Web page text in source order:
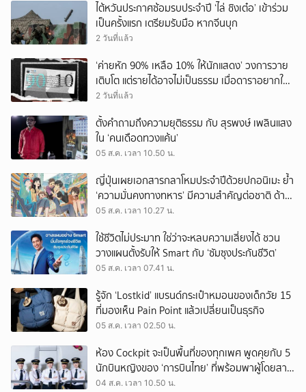
ไต้หวันประกาศซ้อมรบประจำปี ‘ไล่ ชิงเต๋อ’ เข้าร่วม
เป็นครั้งแรก เตรียมรับมือ หากจีนบุก
2 วันที่แล้ว
‘ค่ายหัก 90% เหลือ 10% ให้นักแสดง’ วงการวาย
เติบโต แต่รายได้อาจไม่เป็นธรรม เมื่อดาราอยากให้มี
‘สัญญามาตรฐาน’
2 วันที่แล้ว
ตั้งคำถามถึงความยุติธรรม กับ สุรพงษ์ เพลินแสง
ใน ‘คนเดือดทวงแค้น’
05 ส.ค. เวลา 10.50 น.
ญี่ปุ่นเผยเอกสารกลาโหมประจำปีด้วยปกอนิเมะ ย้ำ
‘ความมั่นคงทางทหาร’ มีความสำคัญต่อชาติ ด้าน
จีนเตือน ขออย่าซ้ำรอยประวัติศาสตร์
05 ส.ค. เวลา 10.27 น.
ใช้ชีวิตไม่ประมาท ใช่ว่าจะหลบความเสี่ยงได้ ชวน
วางแผนตั้งรับให้ Smart กับ ‘ซัมซุงประกันชีวิต’
05 ส.ค. เวลา 07.41 น.
รู้จัก ‘Lostkid’ แบรนด์กระเป๋าหมอนของเด็กวัย 15
ที่มองเห็น Pain Point แล้วเปลี่ยนเป็นธุรกิจ
05 ส.ค. เวลา 02.50 น.
ห้อง Cockpit จะเป็นพื้นที่ของทุกเพศ พูดคุยกับ 5
นักบินหญิงของ ‘การบินไทย’ ที่พร้อมพาผู้โดยสาร
บินไปทั่วโลก
04 ส.ค. เวลา 10.50 น.